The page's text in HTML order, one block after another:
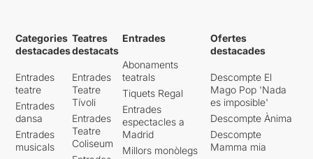
Categories
destacades
Entrades
teatre
Entrades
dansa
Entrades
musicals
Teatres
destacats
Entrades
Teatre
Tívoli
Entrades
Teatre
Coliseum
Entrades
Abonaments
teatrals
Tiquets Regal
Entrades
espectacles a
Madrid
Millors monòlegs
Ofertes
destacades
Descompte El
Mago Pop 'Nada
es imposible'
Descompte Ànima
Descompte
Mamma mia